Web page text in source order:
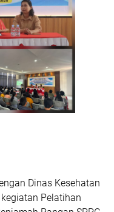
Dinas Kesehatan
Pelatihan